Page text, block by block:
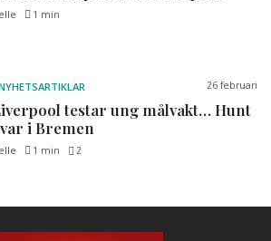
1 min
26 februari
testar ung målvakt… Hunt
i Bremen
1 min 2